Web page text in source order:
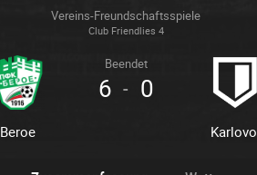
Vereins-Freundschaftsspiele
Club Friendlies 4
Beroe
Beendet
6 - 0
Karlovo